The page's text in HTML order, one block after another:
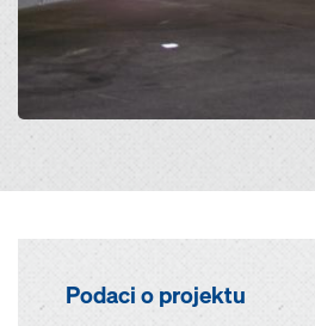
Podaci o projektu